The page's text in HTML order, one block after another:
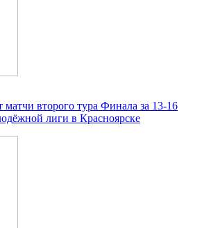
матчи второго тура Финала за 13-16
лиги в Красноярске